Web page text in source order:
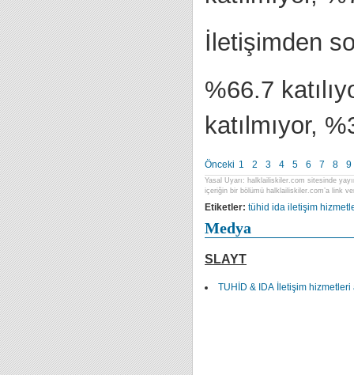
İletişimden
%66.7
katılmıyor,
Önceki 1 2 3 4 5 6 7 8 9
Yasal Uyarı: halklailiskiler.com sitesinde
içeriğin bir bölümü halklailiskiler.com’a link
Etiketler: tühid ida iletişim
Medya
SLAYT
TUHİD & IDA İletişim hizmetleri